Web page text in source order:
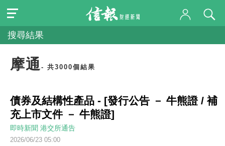
搜尋結果
摩通 - 共3000個結果
債券及結構性產品 - [發行公告 － 牛熊證 / 補
充上市文件 － 牛熊證]
即時新聞 港交所通告
2026/06/23 05:00